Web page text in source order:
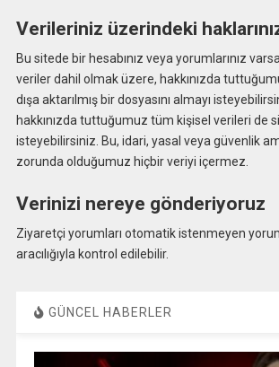
Verileriniz üzerindeki
Bu sitede bir hesabınız veya yorumlarınız
veriler dahil olmak üzere, hakkınızda
dışa aktarılmış bir dosyasını almayı
hakkınızda tuttuğumuz tüm kişisel verileri de
isteyebilirsiniz. Bu, idari, yasal veya güvenlik
zorunda olduğumuz hiçbir veriyi içermez.
Verinizi nereye gönderiyoruz
Ziyaretçi yorumları otomatik istenmeyen
aracılığıyla kontrol edilebilir.
GÜNCEL HABERLER